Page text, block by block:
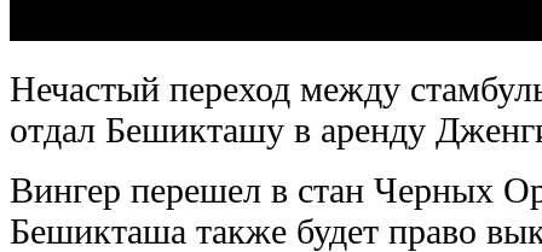
Нечастый переход между
отдал Бешикташу в аренду
Вингер перешел в стан Черных
Бешикташа также будет право